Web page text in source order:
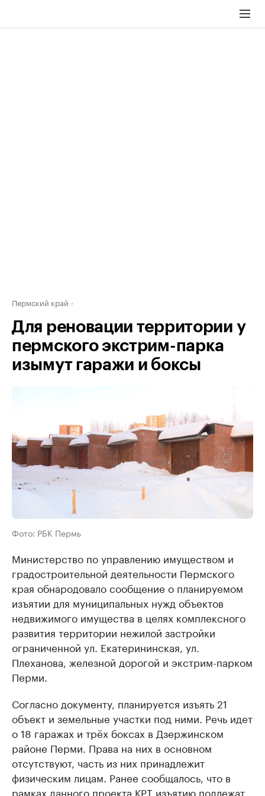
Пермский край
Для реновации территории у
пермского экстрим-парка
изымут гаражи и боксы
Фото: РБК Пермь
Министерство по управлению имуществом и
градостроительной деятельности Пермского
края обнародовало сообщение о планируемом
изъятии для муниципальных нужд объектов
недвижимого имущества в целях комплексного
развития территории нежилой застройки
ограниченной ул. Екатерининская, ул.
Плеханова, железной дорогой и экстрим-парком
Перми.
Согласно документу, планируется изъять 21
объект и земельные участки под ними. Речь идет
о 18 гаражах и трёх боксах в Дзержинском
районе Перми. Права на них в основном
отсутствуют, часть из них принадлежит
физическим лицам. Ранее сообщалось, что в
рамках данного проекта КРТ изъятию подлежат